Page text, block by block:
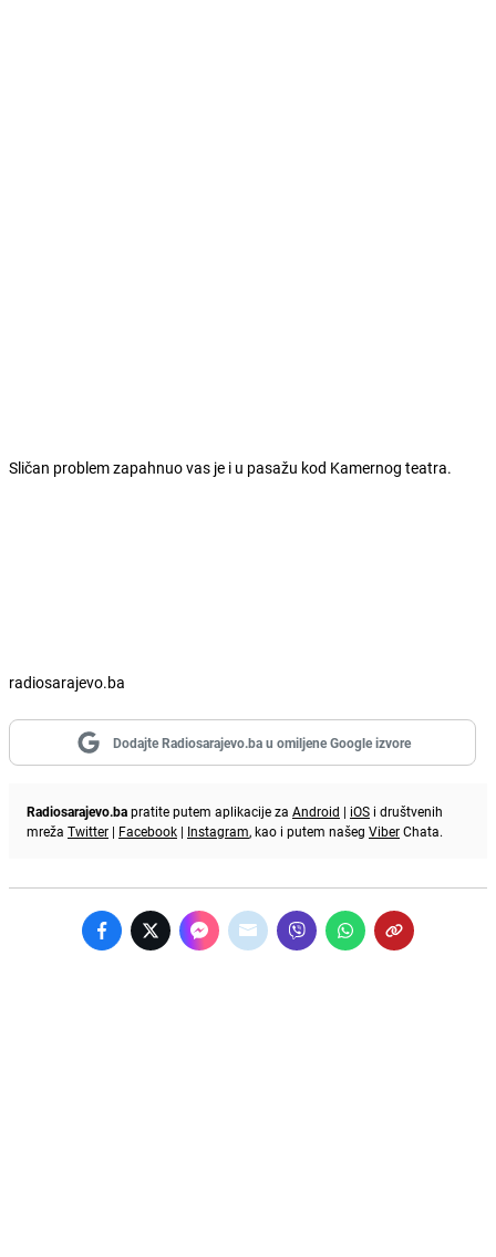
Sličan problem zapahnuo vas je i u pasažu kod Kamernog teatra.
radiosarajevo.ba
Dodajte Radiosarajevo.ba u omiljene Google izvore
Radiosarajevo.bapratite putem aplikacije za Android | iOS i društvenih
mreža Twitter | Facebook | Instagram, kao i putem našeg ViberChata.